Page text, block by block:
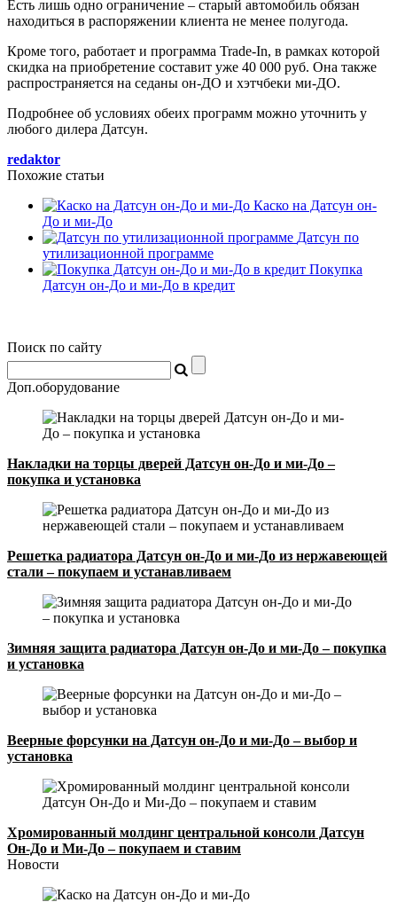
Есть лишь одно ограничение – старый автомобиль обязан
находиться в распоряжении клиента не менее полугода.
Кроме того, работает и программа Trade-In, в рамках которой
скидка на приобретение составит уже 40 000 руб. Она также
распространяется на седаны он-ДО и хэтчбеки ми-ДО.
Подробнее об условиях обеих программ можно уточнить у
любого дилера Датсун.
redaktor
Похожие статьи
Каско на Датсун он-
До и ми-До
Датсун по
утилизационной программе
Покупка
Датсун он-До и ми-До в кредит
Поиск по сайту
Доп.оборудование
Накладки на торцы дверей Датсун он-До и ми-До –
покупка и установка
Решетка радиатора Датсун он-До и ми-До из нержавеющей
стали – покупаем и устанавливаем
Зимняя защита радиатора Датсун он-До и ми-До – покупка
и установка
Веерные форсунки на Датсун он-До и ми-До – выбор и
установка
Хромированный молдинг центральной консоли Датсун
Он-До и Ми-До – покупаем и ставим
Новости